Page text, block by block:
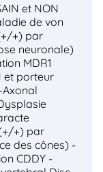
et NON
de von
+) par
neuronale)
MDR1
et porteur
+) par
des cônes) -
CDDY -